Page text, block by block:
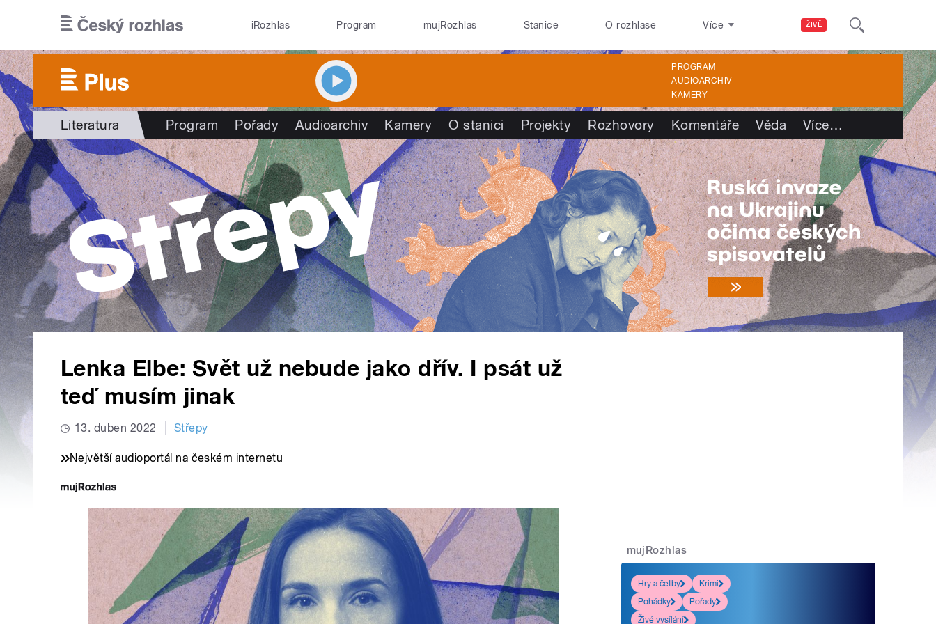
ŽIVĚ
iRozhlas Program mujRozhlas Stanice O rozhlase Více
PROGRAM
AUDIOARCHIV
KAMERY
Literatura Program Pořady Audioarchiv Kamery O stanici Projekty Rozhovory Komentáře Věda Více…
Lenka Elbe: Svět už nebude jako dřív. I psát už
teď musím jinak
13. duben 2022 Střepy
Největší audioportál na českém internetu
mujRozhlas
Hry a četby
Krimi
Pohádky
Pořady
Živé vysílání